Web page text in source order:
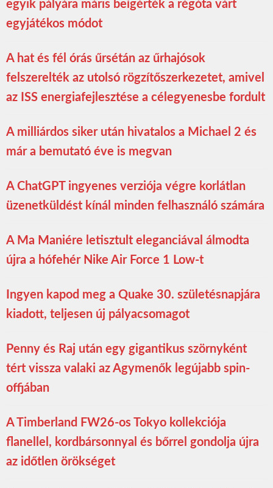
egyik pályára máris beígérték a régóta várt
egyjátékos módot
A hat és fél órás űrsétán az űrhajósok
felszerelték az utolsó rögzítőszerkezetet, amivel
az ISS energiafejlesztése a célegyenesbe fordult
A milliárdos siker után hivatalos a Michael 2 és
már a bemutató éve is megvan
A ChatGPT ingyenes verziója végre korlátlan
üzenetküldést kínál minden felhasználó számára
A Ma Maniére letisztult eleganciával álmodta
újra a hófehér Nike Air Force 1 Low-t
Ingyen kapod meg a Quake 30. születésnapjára
kiadott, teljesen új pályacsomagot
Penny és Raj után egy gigantikus szörnyként
tért vissza valaki az Agymenők legújabb spin-
offjában
A Timberland FW26-os Tokyo kollekciója
flanellel, kordbársonnyal és bőrrel gondolja újra
az időtlen örökséget